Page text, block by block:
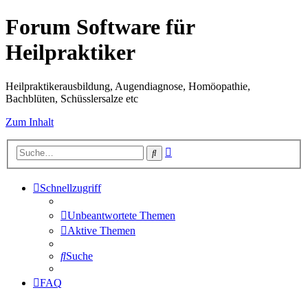
Forum Software für
Heilpraktiker
Heilpraktikerausbildung, Augendiagnose, Homöopathie,
Bachblüten, Schüsslersalze etc
Zum Inhalt
Suche
Schnellzugriff
Unbeantwortete Themen
Aktive Themen
Suche
FAQ